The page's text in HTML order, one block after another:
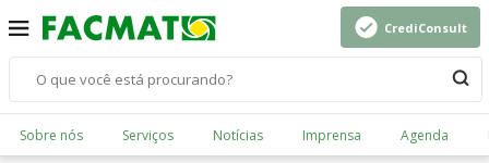
CrediConsult
Sobre nós Serviços Notícias Imprensa Agenda